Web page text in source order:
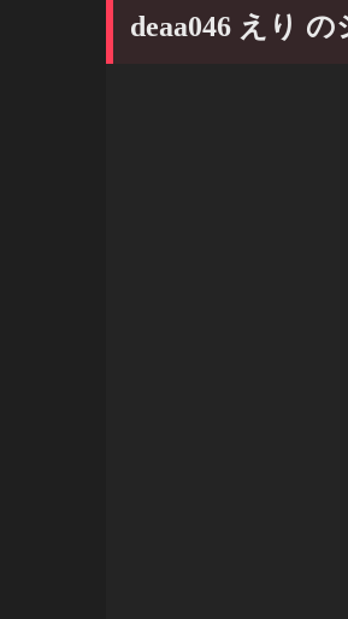
deaa046 えり